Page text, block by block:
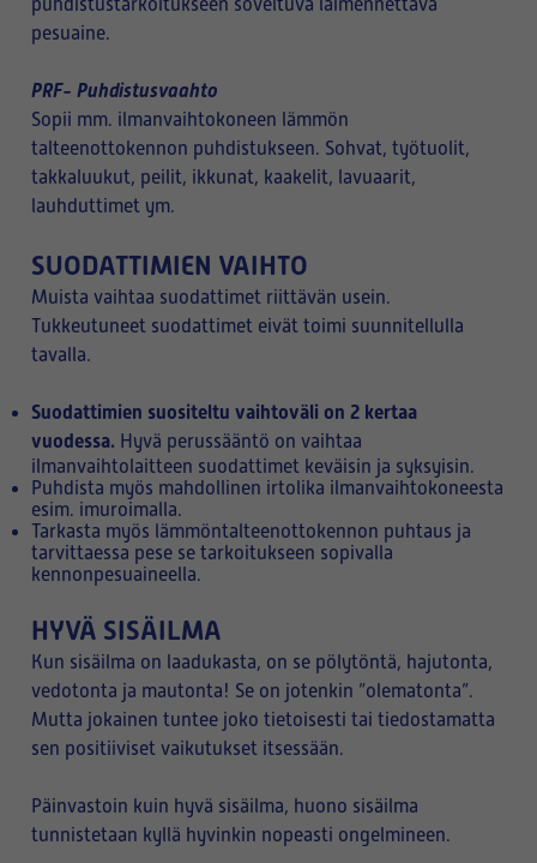
puhdistustarkoitukseen soveltuva laimennettava
pesuaine.
PRF- Puhdistusvaahto
Sopii mm. ilmanvaihtokoneen lämmön
talteenottokennon puhdistukseen. Sohvat, työtuolit,
takkaluukut, peilit, ikkunat, kaakelit, lavuaarit,
lauhduttimet ym.
SUODATTIMIEN VAIHTO
Muista vaihtaa suodattimet riittävän usein.
Tukkeutuneet suodattimet eivät toimi suunnitellulla
tavalla.
Suodattimien suositeltu vaihtoväli on 2 kertaa
vuodessa. Hyvä perussääntö on vaihtaa
ilmanvaihtolaitteen suodattimet keväisin ja syksyisin.
Puhdista myös mahdollinen irtolika ilmanvaihtokoneesta
esim. imuroimalla.
Tarkasta myös lämmöntalteenottokennon puhtaus ja
tarvittaessa pese se tarkoitukseen sopivalla
kennonpesuaineella.
HYVÄ SISÄILMA
Kun sisäilma on laadukasta, on se pölytöntä, hajutonta,
vedotonta ja mautonta! Se on jotenkin ”olematonta”.
Mutta jokainen tuntee joko tietoisesti tai tiedostamatta
sen positiiviset vaikutukset itsessään.
Päinvastoin kuin hyvä sisäilma, huono sisäilma
tunnistetaan kyllä hyvinkin nopeasti ongelmineen.